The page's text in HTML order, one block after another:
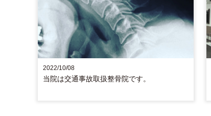
2022/10/08
当院は交通事故取扱整骨院です。